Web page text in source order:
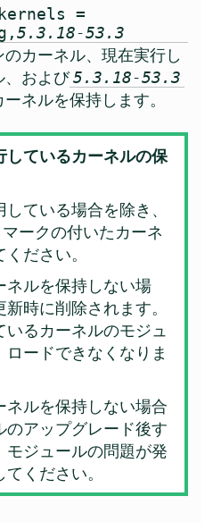
=
5.3.18-53.3
カーネル、現在実行し
、および5.3.18-53.3
ネルを保持します。
しているカーネルの保
ている場合を除き、
ークの付いたカーネ
ださい。
ネルを保持しない場
時に削除されます。
るカーネルのモジュ
ードできなくなりま
ネルを保持しない場合
のアップグレード後す
モジュールの問題が発
ください。